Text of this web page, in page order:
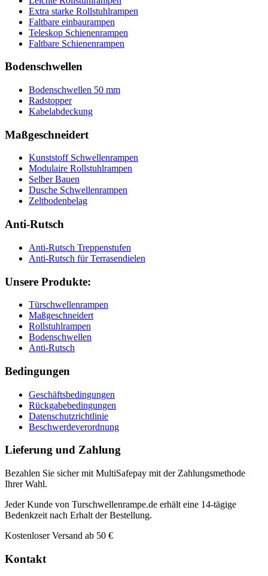
Extra starke Rollstuhlrampen
Faltbare einbaurampen
Teleskop Schienenrampen
Faltbare Schienenrampen
Bodenschwellen
Bodenschwellen 50 mm
Radstopper
Kabelabdeckung
Maßgeschneidert
Kunststoff Schwellenrampen
Modulaire Rollstuhlrampen
Selber Bauen
Dusche Schwellenrampen
Zeltbodenbelag
Anti-Rutsch
Anti-Rutsch Treppenstufen
Anti-Rutsch für Terrasendielen
Unsere Produkte:
Türschwellenrampen
Maßgeschneidert
Rollstuhlrampen
Bodenschwellen
Anti-Rutsch
Bedingungen
Geschäftsbedingungen
Rückgabebedingungen
Datenschutzrichtlinie
Beschwerdeverordnung
Lieferung und Zahlung
Bezahlen Sie sicher mit MultiSafepay mit der Zahlungsmethode
Ihrer Wahl.
Jeder Kunde von Turschwellenrampe.de erhält eine 14-tägige
Bedenkzeit nach Erhalt der Bestellung.
Kostenloser Versand ab 50 €
Kontakt